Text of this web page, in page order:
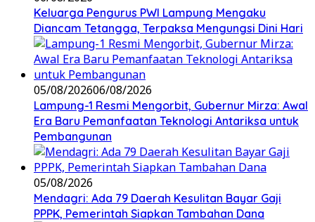
Keluarga Pengurus PWI Lampung Mengaku
Diancam Tetangga, Terpaksa Mengungsi Dini Hari
05/08/202606/08/2026
Lampung-1 Resmi Mengorbit, Gubernur Mirza: Awal
Era Baru Pemanfaatan Teknologi Antariksa untuk
Pembangunan
05/08/2026
Mendagri: Ada 79 Daerah Kesulitan Bayar Gaji
PPPK, Pemerintah Siapkan Tambahan Dana